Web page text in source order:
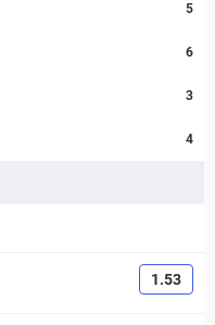
5
6
3
4
1.53